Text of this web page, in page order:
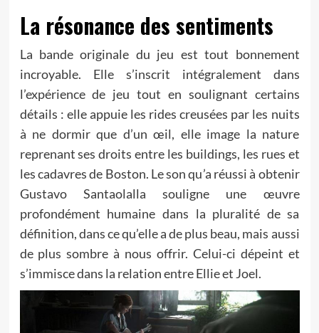
La résonance des sentiments
La bande originale du jeu est tout bonnement
incroyable. Elle s’inscrit intégralement dans
l’expérience de jeu tout en soulignant certains
détails : elle appuie les rides creusées par les nuits
à ne dormir que d’un œil, elle image la nature
reprenant ses droits entre les buildings, les rues et
les cadavres de Boston. Le son qu’a réussi à obtenir
Gustavo Santaolalla souligne une œuvre
profondément humaine dans la pluralité de sa
définition, dans ce qu’elle a de plus beau, mais aussi
de plus sombre à nous offrir. Celui-ci dépeint et
s’immisce dans la relation entre Ellie et Joel.